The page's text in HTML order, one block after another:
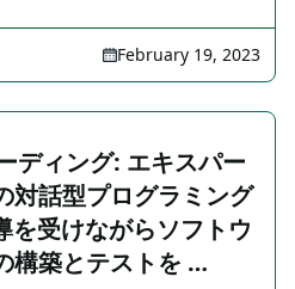
February 19, 2023
ディング: エキスパー
対話型プログラミング
を受けながらソフトウ
構築とテストを …